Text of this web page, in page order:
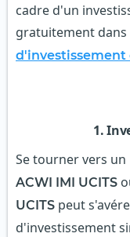
cadre d'un
gratuitement dans
d'investissement
1.
Se tourner vers un
ACWI IMI UCITS
UCITS peut
d'investissement